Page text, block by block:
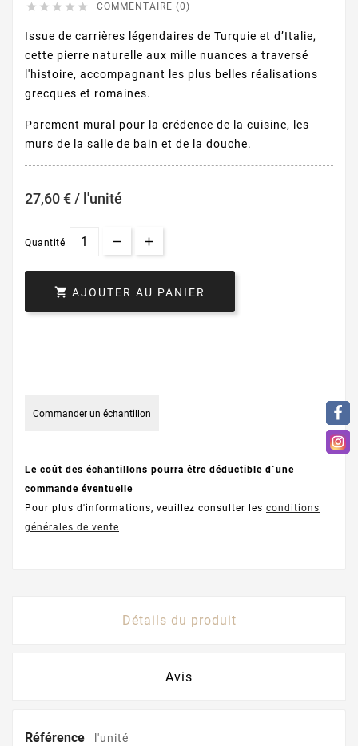
     COMMENTAIRE (0)
Issue de carrières légendaires de Turquie et d’Italie,
cette pierre naturelle aux mille nuances a traversé
l'histoire, accompagnant les plus belles réalisations
grecques et romaines.
Parement mural pour la crédence de la cuisine, les
murs de la salle de bain et de la douche.
27,60 € / l'unité
Quantité
 AJOUTER AU PANIER
Commander un échantillon
Le coût des échantillons pourra être déductible d´une
commande éventuelle
Pour plus d'informations, veuillez consulter les conditions
générales de vente
Détails du produit
Avis
Référence l'unité